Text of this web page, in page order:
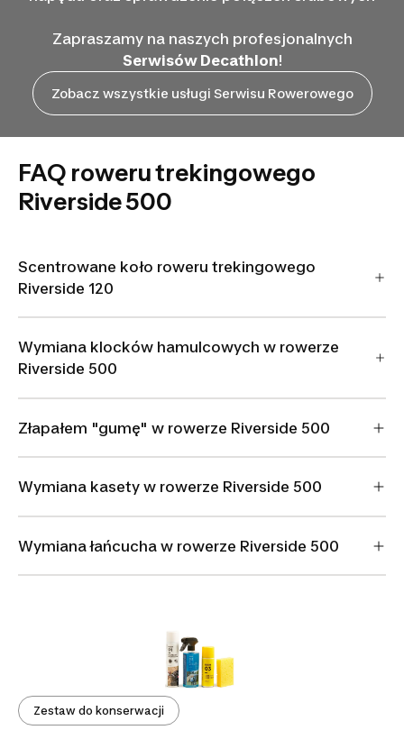
Zapraszamy na naszych profesjonalnych
Serwisów Decathlon!
Zobacz wszystkie usługi Serwisu Rowerowego
FAQ roweru trekingowego
Riverside 500
Scentrowane koło roweru trekingowego
Riverside 120
Wymiana klocków hamulcowych w rowerze
Riverside 500
Złapałem "gumę" w rowerze Riverside 500
Wymiana kasety w rowerze Riverside 500
Wymiana łańcucha w rowerze Riverside 500
Zestaw do konserwacji